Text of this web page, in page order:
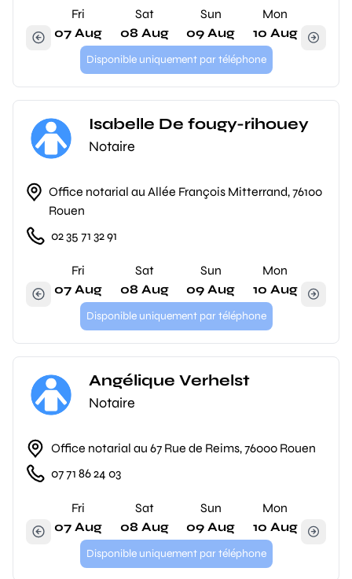
Fri
07 Aug
Sat
08 Aug
Sun
09 Aug
Mon
10 Aug
Disponible uniquement par téléphone
Isabelle De fougy-rihouey
Notaire
Office notarial au Allée François Mitterrand, 76100
Rouen
02 35 71 32 91
Fri
07 Aug
Sat
08 Aug
Sun
09 Aug
Mon
10 Aug
Disponible uniquement par téléphone
Angélique Verhelst
Notaire
Office notarial au 67 Rue de Reims, 76000 Rouen
07 71 86 24 03
Fri
07 Aug
Sat
08 Aug
Sun
09 Aug
Mon
10 Aug
Disponible uniquement par téléphone